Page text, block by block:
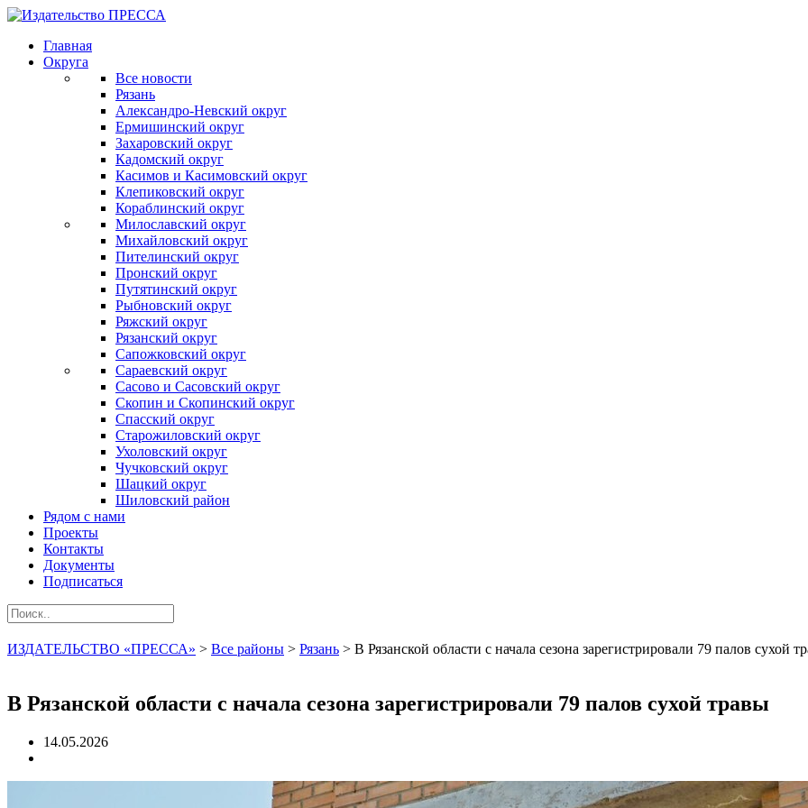
Главная
Округа
Все новости
Рязань
Александро-Невский округ
Ермишинский округ
Захаровский округ
Кадомский округ
Касимов и Касимовский округ
Клепиковский округ
Кораблинский округ
Милославский округ
Михайловский округ
Пителинский округ
Пронский округ
Путятинский округ
Рыбновский округ
Ряжский округ
Рязанский округ
Сапожковский округ
Сараевский округ
Сасово и Сасовский округ
Скопин и Скопинский округ
Спасский округ
Старожиловский округ
Ухоловский округ
Чучковский округ
Шацкий округ
Шиловский район
Рядом с нами
Проекты
Контакты
Документы
Подписаться
ИЗДАТЕЛЬСТВО «ПРЕССА» > Все районы > Рязань > В Рязанской области с начала сезона зарегистрировали 79 палов сухой
В Рязанской области с начала сезона зарегистрировали 79 палов сухой травы
14.05.2026